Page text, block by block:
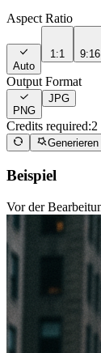
Aspect Ratio
Auto
1:1 9:16
Output Format
PNG
JPG
Credits required:2
Generieren
Beispiel
Vor der